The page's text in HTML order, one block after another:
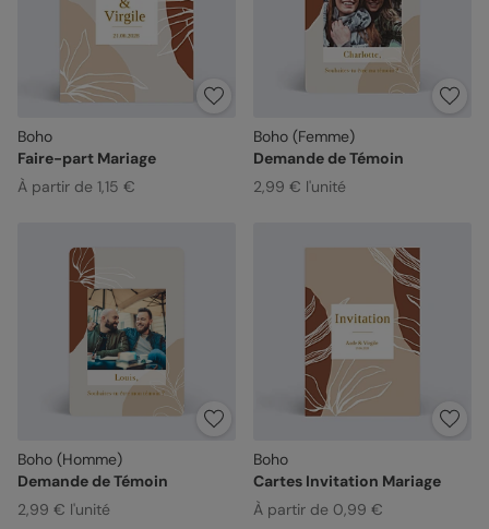
Boho
Faire-part Mariage
À partir de 1,15 €
Boho (Femme)
Demande de Témoin
2,99 € l'unité
Boho (Homme)
Demande de Témoin
2,99 € l'unité
Boho
Cartes Invitation Mariage
À partir de 0,99 €